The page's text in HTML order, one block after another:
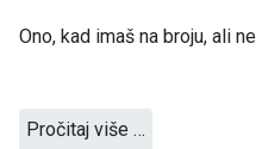
Ono, kad imaš na broju, ali
Pročitaj više …